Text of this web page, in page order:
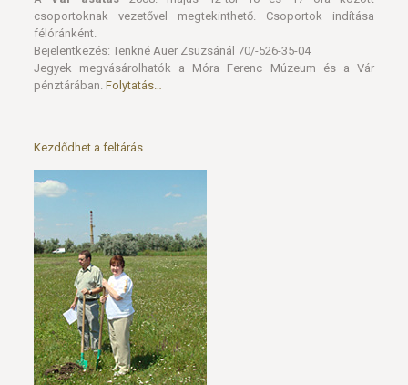
pénztárában.Folytatás…
Kezdődhet a feltárás
Rendkívüli közgyűlést tartott a
Csongrád Megyei Önkormányzat július 10-én. Az ülés
összehívására azért volt szükség, hogy a közgyűlés jóváhagyja
a Móra Ferenc Múzeumnak az M43-as autópálya régészeti